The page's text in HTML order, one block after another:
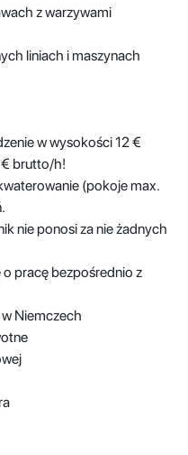
z warzywami
liniach i maszynach
w wysokości 12 €
brutto/h!
(pokoje max.
nie ponosi za nie żadnych
pracę bezpośrednio z
Niemczech